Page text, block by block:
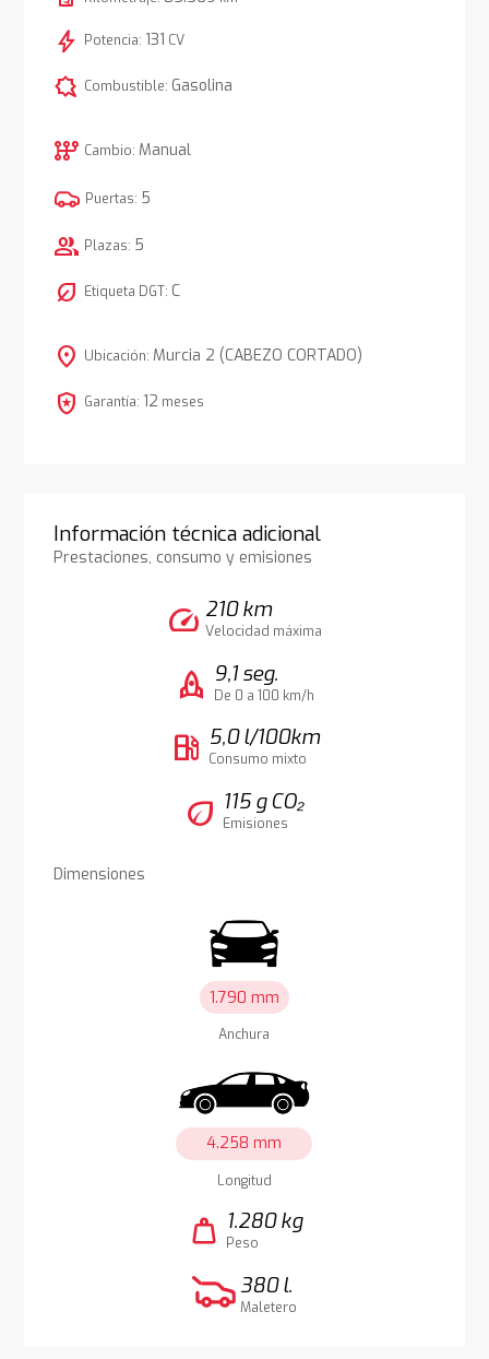
bolt Potencia: 131 CV
comic_bubble Combustible: Gasolina
auto_transmission Cambio: Manual
Puertas: 5
group Plazas: 5
nest_eco_leaf Etiqueta DGT: C
location_on Ubicación: Murcia 2 (CABEZO CORTADO)
local_police Garantía: 12 meses
Información técnica adicional
Prestaciones, consumo y emisiones
speed 210 km
Velocidad máxima
rocket 9,1 seg.
De 0 a 100 km/h
local_gas_station 5,0 l/100km
Consumo mixto
eco 115 g CO₂
Emisiones
Dimensiones
1.790 mm
Anchura
4.258 mm
Longitud
weight 1.280 kg
Peso
380 l.
Maletero